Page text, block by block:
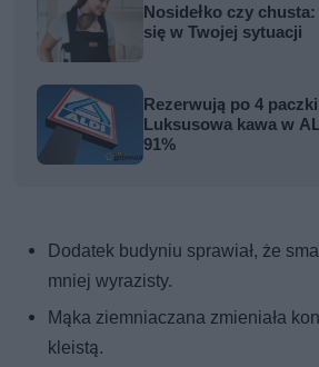
Nosidełko czy
się w Twojej sytuacji
Rezerwują po 4
Luksusowa kawa w
91%
Dodatek budyniu sprawiał, że
mniej wyrazisty.
Mąka ziemniaczana zmieniała
kleistą.